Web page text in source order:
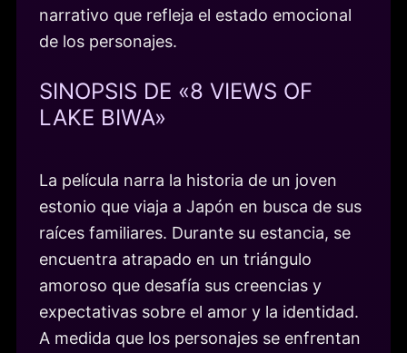
narrativo que refleja el estado emocional
de los personajes.
SINOPSIS DE «8 VIEWS OF
LAKE BIWA»
La película narra la historia de un joven
estonio que viaja a Japón en busca de sus
raíces familiares. Durante su estancia, se
encuentra atrapado en un triángulo
amoroso que desafía sus creencias y
expectativas sobre el amor y la identidad.
A medida que los personajes se enfrentan